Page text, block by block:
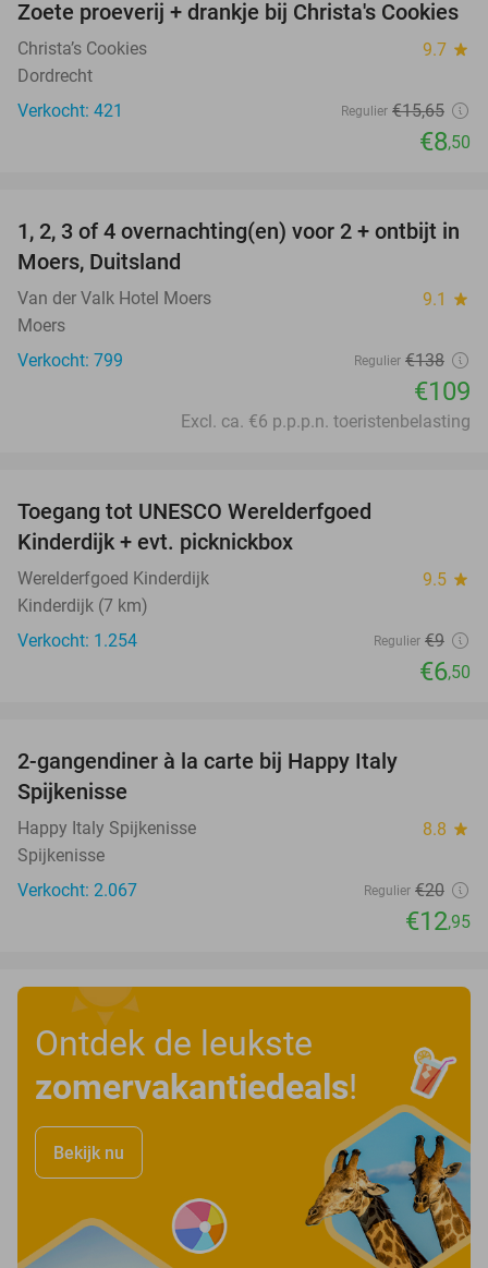
46%
Zoete proeverij + drankje bij Christa's Cookies
Christa’s Cookies 9.7 star
Dordrecht
Verkocht: 421
Regulier €15,65
€8,50
21%
1, 2, 3 of 4 overnachting(en) voor 2 + ontbijt in
Moers, Duitsland
Van der Valk Hotel Moers 9.1 star
Moers
Verkocht: 799
Regulier €138
€109
Excl. ca. €6 p.p.p.n. toeristenbelasting
Toegang tot UNESCO Werelderfgoed
Kinderdijk + evt. picknickbox
Werelderfgoed Kinderdijk 9.5 star
Kinderdijk (7 km)
Verkocht: 1.254
Regulier €9
€6,50
2-gangendiner à la carte bij Happy Italy
Spijkenisse
Happy Italy Spijkenisse 8.8 star
Spijkenisse
Verkocht: 2.067
Regulier €20
€12,95
Ontdek de leukste
zomervakantiedeals!
Bekijk nu